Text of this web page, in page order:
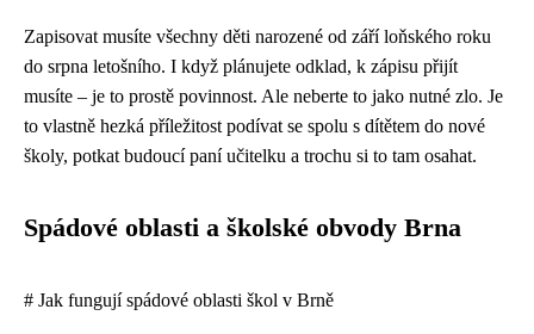
Zapisovat musíte všechny děti narozené od září loňského roku
do srpna letošního. I když plánujete odklad, k zápisu přijít
musíte – je to prostě povinnost. Ale neberte to jako nutné zlo. Je
to vlastně hezká příležitost podívat se spolu s dítětem do nové
školy, potkat budoucí paní učitelku a trochu si to tam osahat.
Spádové oblasti a školské obvody Brna
# Jak fungují spádové oblasti škol v Brně